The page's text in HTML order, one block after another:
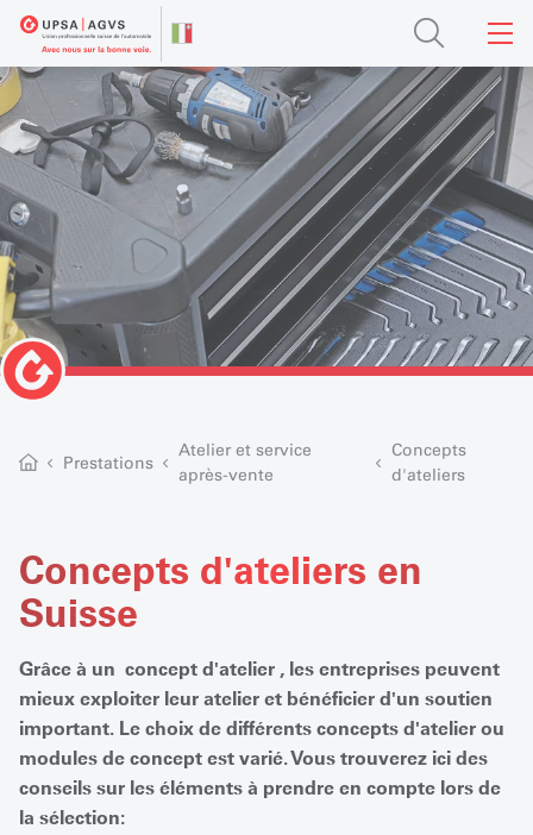
Prestations
Atelier et service
après-vente
Concepts
d'ateliers
Concepts d'ateliers en
Suisse
Grâce à un concept d'atelier , les entreprises peuvent
mieux exploiter leur atelier et bénéficier d'un soutien
important. Le choix de différents concepts d'atelier ou
modules de concept est varié. Vous trouverez ici des
conseils sur les éléments à prendre en compte lors de
la sélection: